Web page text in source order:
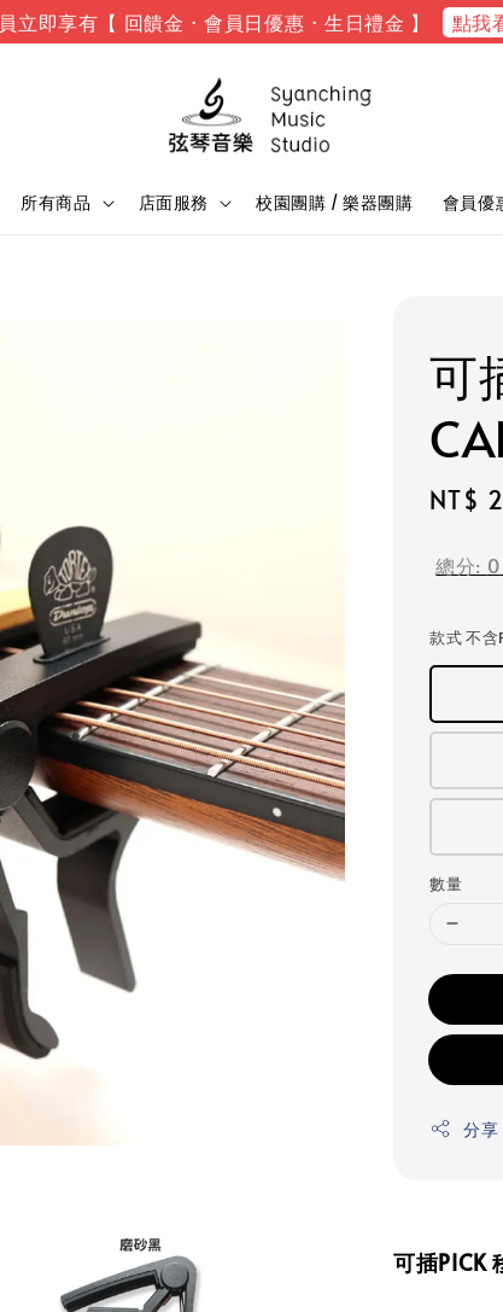
立即享有【 回饋金 · 會員日優惠 · 生日禮金 】 點我
所有商品 店面服務 校園團購 / 樂器團購 會員優
可
NT$
總分: 0
款式 不含
數量
分享
可插PICK